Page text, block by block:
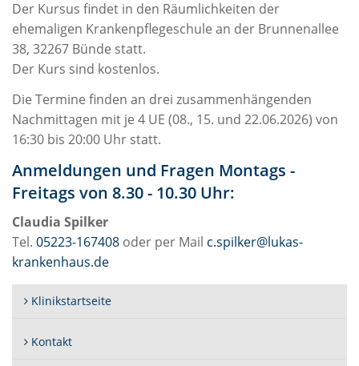
Der Kursus findet in den Räumlichkeiten der
ehemaligen Krankenpflegeschule an der Brunnenallee
38, 32267 Bünde statt.
Der Kurs sind kostenlos.
Die Termine finden an drei zusammenhängenden
Nachmittagen mit je 4 UE (08., 15. und 22.06.2026) von
16:30 bis 20:00 Uhr statt.
Anmeldungen und Fragen Montags -
Freitags von 8.30 - 10.30 Uhr:
Claudia Spilker
Tel. 05223-167408 oder per Mail c.spilker@lukas-
krankenhaus.de
Klinikstartseite
Kontakt